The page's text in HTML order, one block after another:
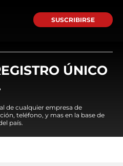
SUSCRIBIRSE
ÚNICO
de cualquier empresa de
teléfono, y mas en la base de
país.